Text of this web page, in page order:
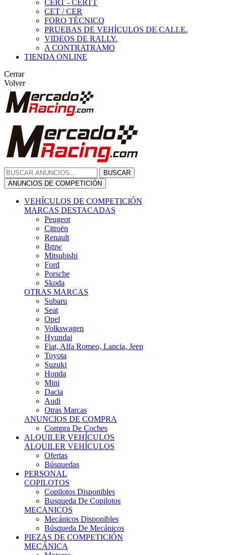
CERT - CERTT
CET / CER
FORO TÉCNICO
PRUEBAS DE VEHÍCULOS DE CALLE.
VIDEOS DE RALLY.
A CONTRATRAMO
TIENDA ONLINE
Cerrar
Volver
BUSCAR
ANUNCIOS DE COMPETICIÓN
VEHÍCULOS DE COMPETICIÓN
MARCAS DESTACADAS
Peugeot
Citroën
Renault
Bmw
Mitsubishi
Ford
Porsche
Skoda
OTRAS MARCAS
Subaru
Seat
Opel
Volkswagen
Hyundai
Fiat, Alfa Romeo, Lancia, Jeep
Toyota
Suzuki
Honda
Mini
Dacia
Audi
Otras Marcas
ANUNCIOS DE COMPRA
Compra De Coches
ALQUILER VEHÍCULOS
ALQUILER VEHÍCULOS
Ofertas
Búsquedas
PERSONAL
COPILOTOS
Copilotos Disponibles
Busqueda De Copilotos
MECANICOS
Mecánicos Disponibles
Búsqueda De Mecánicos
PIEZAS DE COMPETICIÓN
MECÁNICA